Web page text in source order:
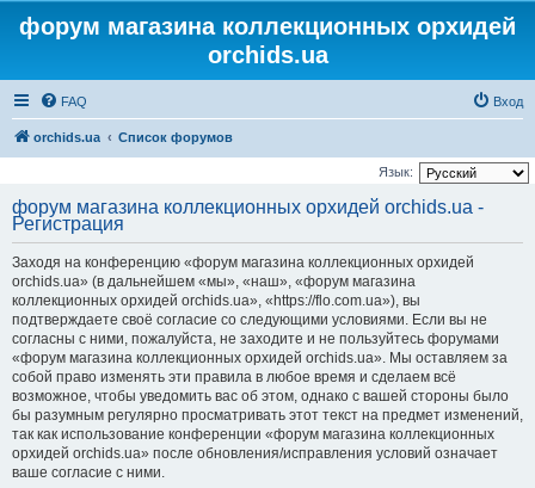
форум магазина коллекционных орхидей
orchids.ua
FAQ Вход
orchids.ua Список форумов
Язык:
форум магазина коллекционных орхидей orchids.ua -
Регистрация
Заходя на конференцию «форум магазина коллекционных орхидей
orchids.ua» (в дальнейшем «мы», «наш», «форум магазина
коллекционных орхидей orchids.ua», «https://flo.com.ua»), вы
подтверждаете своё согласие со следующими условиями. Если вы не
согласны с ними, пожалуйста, не заходите и не пользуйтесь форумами
«форум магазина коллекционных орхидей orchids.ua». Мы оставляем за
собой право изменять эти правила в любое время и сделаем всё
возможное, чтобы уведомить вас об этом, однако с вашей стороны было
бы разумным регулярно просматривать этот текст на предмет изменений,
так как использование конференции «форум магазина коллекционных
орхидей orchids.ua» после обновления/исправления условий означает
ваше согласие с ними.